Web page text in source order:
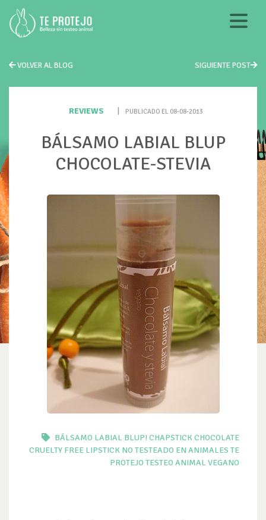
VOLVER AL BLOG SIGUIENTE POST
REVIEWS PUBLICADO EL 08-08-2013
BÁLSAMO LABIAL BLUP
CHOCOLATE-STEVIA
BÁLSAMO LABIAL BLUP!CHAPSTICKCHOCOLATE
CRUELTY FREE LIPSTICK NO TESTEADO EN ANIMALES TE
PROTEJO TESTEO ANIMAL VEGANO